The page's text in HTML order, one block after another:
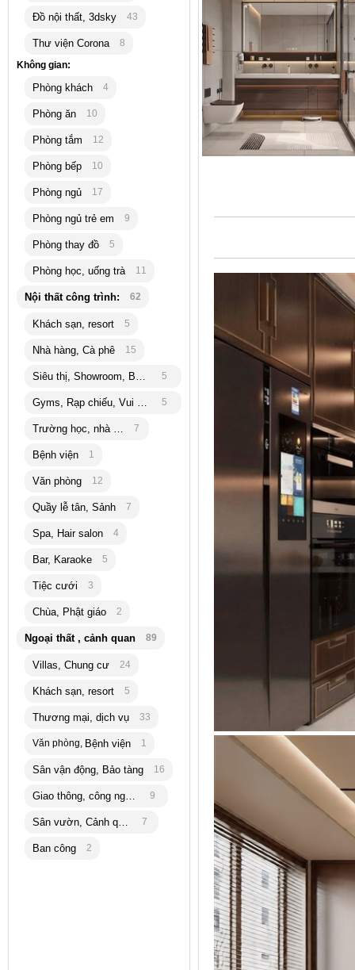
Đồ nội thất, 3dsky 43
Thư viện Corona
8
Không gian:
Phòng khách 4
Phòng ăn 10
Phòng tắm 12
Phòng bếp 10
Phòng ngủ 17
Phòng ngủ trẻ em 9
Phòng thay đồ 5
Phòng học, uống trà 11
Nội thất công trình: 62
Khách sạn, resort 5
Nhà hàng, Cà phê 15
Siêu thị, Showroom, Bán lẽ 5
Gyms, Rạp chiếu, Vui chơi 5
Trường học, nhà trẻ 7
Bệnh viện 1
Văn phòng 12
Quầy lễ tân, Sảnh 7
Spa, Hair salon 4
Bar, Karaoke 5
Tiệc cưới 3
Chùa, Phật giáo 2
Ngoại thất , cảnh quan 89
Villas, Chung cư 24
Khách sạn, resort 5
Thương mại, dịch vụ 33
Văn phòng, Bệnh viện 1
Sân vận động, Bảo tàng 16
Giao thông, công nghiệp 9
Sân vườn, Cảnh quan 7
Ban công 2